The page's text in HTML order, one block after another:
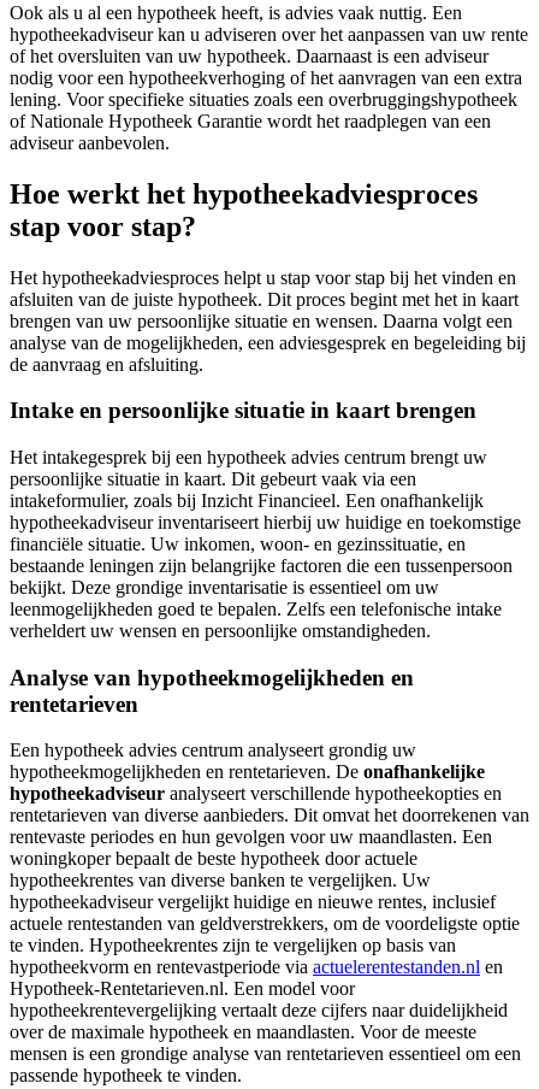
Ook als u al een hypotheek heeft, is advies vaak nuttig. Een
hypotheekadviseur kan u adviseren over het aanpassen van uw rente
of het oversluiten van uw hypotheek. Daarnaast is een adviseur
nodig voor een hypotheekverhoging of het aanvragen van een extra
lening. Voor specifieke situaties zoals een overbruggingshypotheek
of Nationale Hypotheek Garantie wordt het raadplegen van een
adviseur aanbevolen.
Hoe werkt het hypotheekadviesproces
stap voor stap?
Het hypotheekadviesproces helpt u stap voor stap bij het vinden en
afsluiten van de juiste hypotheek. Dit proces begint met het in kaart
brengen van uw persoonlijke situatie en wensen. Daarna volgt een
analyse van de mogelijkheden, een adviesgesprek en begeleiding bij
de aanvraag en afsluiting.
Intake en persoonlijke situatie in kaart brengen
Het intakegesprek bij een hypotheek advies centrum brengt uw
persoonlijke situatie in kaart. Dit gebeurt vaak via een
intakeformulier, zoals bij Inzicht Financieel. Een onafhankelijk
hypotheekadviseur inventariseert hierbij uw huidige en toekomstige
financiële situatie. Uw inkomen, woon- en gezinssituatie, en
bestaande leningen zijn belangrijke factoren die een tussenpersoon
bekijkt. Deze grondige inventarisatie is essentieel om uw
leenmogelijkheden goed te bepalen. Zelfs een telefonische intake
verheldert uw wensen en persoonlijke omstandigheden.
Analyse van hypotheekmogelijkheden en
rentetarieven
Een hypotheek advies centrum analyseert grondig uw
hypotheekmogelijkheden en rentetarieven. De onafhankelijke
hypotheekadviseur analyseert verschillende hypotheekopties en
rentetarieven van diverse aanbieders. Dit omvat het doorrekenen van
rentevaste periodes en hun gevolgen voor uw maandlasten. Een
woningkoper bepaalt de beste hypotheek door actuele
hypotheekrentes van diverse banken te vergelijken. Uw
hypotheekadviseur vergelijkt huidige en nieuwe rentes, inclusief
actuele rentestanden van geldverstrekkers, om de voordeligste optie
te vinden. Hypotheekrentes zijn te vergelijken op basis van
hypotheekvorm en rentevastperiode via actuelerentestanden.nl en
Hypotheek-Rentetarieven.nl. Een model voor
hypotheekrentevergelijking vertaalt deze cijfers naar duidelijkheid
over de maximale hypotheek en maandlasten. Voor de meeste
mensen is een grondige analyse van rentetarieven essentieel om een
passende hypotheek te vinden.